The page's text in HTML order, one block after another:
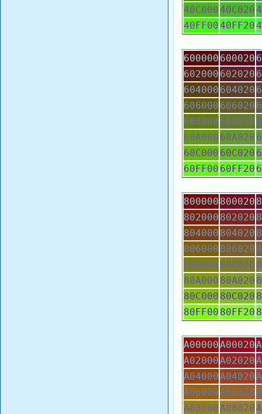
40C00040C020
40FF0040FF20
600000 600020
602000 602020
604000 604020
606000 606020
608000 608020
60A000 60A020
60C000 60C020
60FF00 60FF20
800000 800020
802000 802020
804000 804020
806000 806020
808000 808020
80A000 80A020
80C000 80C020
80FF00 80FF20
A00000A00020
A02000A02020
A04000A04020
A06000A06020
A08000A08020